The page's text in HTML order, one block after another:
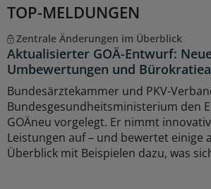
TOP-MELDUNGEN
Zentrale Änderungen im Überblick
Aktualisierter GOÄ-Entwurf:
Umbewertungen und
Bundesärztekammer und PKV-
Bundesgesundheitsministerium den
GOÄneu vorgelegt. Er nimmt
Leistungen auf – und bewertet einige
Überblick mit Beispielen dazu, was